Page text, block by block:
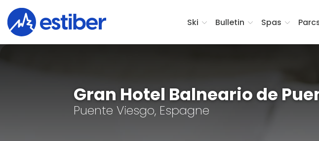
Ski Bulletin Spas
Gran Hotel Balneario de
Puente Viesgo, Espagne